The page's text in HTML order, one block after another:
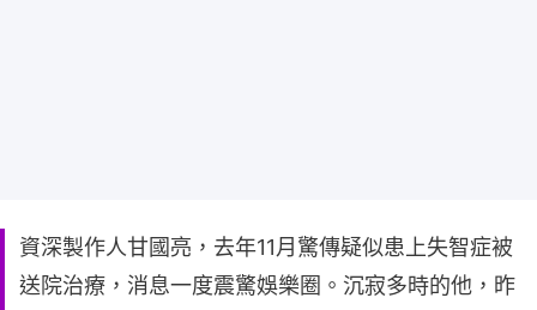
資深製作人甘國亮，去年11月驚傳疑似患上失智症被
送院治療，消息一度震驚娛樂圈。沉寂多時的他，昨